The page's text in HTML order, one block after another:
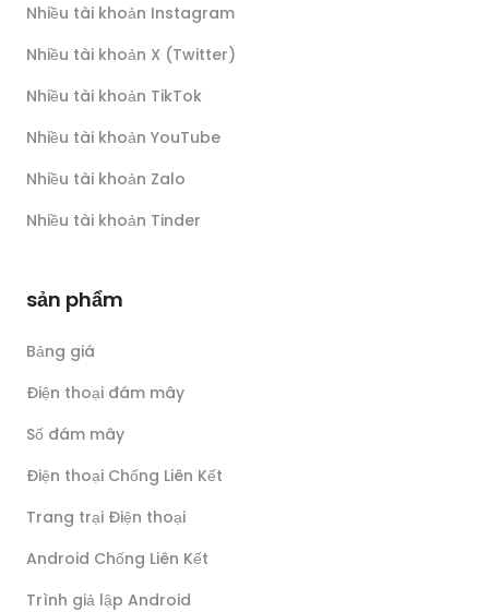
Nhiều tài khoản Instagram
Nhiều tài khoản X (Twitter)
Nhiều tài khoản TikTok
Nhiều tài khoản YouTube
Nhiều tài khoản Zalo
Nhiều tài khoản Tinder
sản phẩm
Bảng giá
Điện thoại đám mây
Số đám mây
Điện thoại Chống Liên Kết
Trang trại Điện thoại
Android Chống Liên Kết
Trình giả lập Android